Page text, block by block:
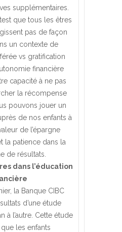
supplémentaires.
que tous les êtres
pas de façon
un contexte de
vs gratification
financière
capacité à ne pas
la récompense
pouvons jouer un
de nos enfants à
de l’épargne
la patience dans la
de résultats.
dans l’éducation
la Banque CIBC
d’une étude
à l’autre. Cette étude
les enfants